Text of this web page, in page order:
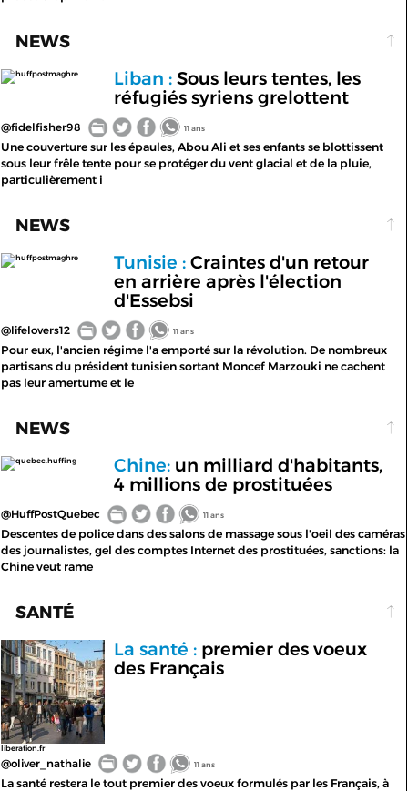
NEWS
huffpostmaghre Liban :Sous leurs tentes, les
réfugiés syriens grelottent
@fidelfisher98 11 ans
Une couverture sur les épaules, Abou Ali et ses enfants se blottissent
sous leur frêle tente pour se protéger du vent glacial et de la pluie,
particulièrement i
NEWS
huffpostmaghre Tunisie :Craintes d'un retour
en arrière après l'élection
d'Essebsi
@lifelovers12 11 ans
Pour eux, l'ancien régime l'a emporté sur la révolution. De nombreux
partisans du président tunisien sortant Moncef Marzouki ne cachent
pas leur amertume et le
NEWS
quebec.huffing Chine:un milliard d'habitants,
4 millions de prostituées
@HuffPostQuebec 11 ans
Descentes de police dans des salons de massage sous l'oeil des caméras
des journalistes, gel des comptes Internet des prostituées, sanctions: la
Chine veut rame
SANTÉ
liberation.fr
La santé :premier des voeux
des Français
@oliver_nathalie 11 ans
La santé restera le tout premier des voeux formulés par les Français, à